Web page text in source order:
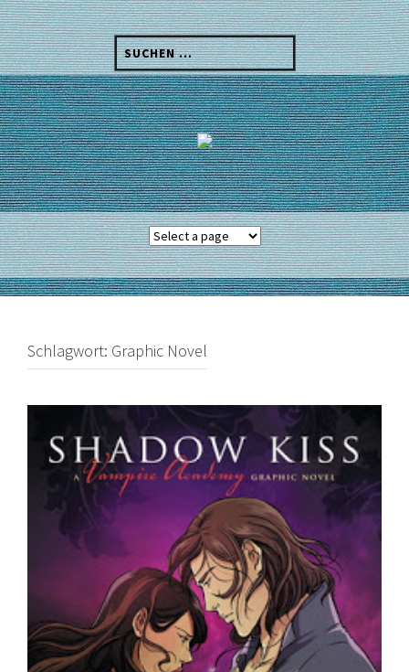
Skip
to
content
Suchen
nach:
Schlagwort: Graphic Novel